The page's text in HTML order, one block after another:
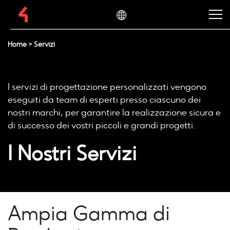
Home >Servizi
I Nostri Servizi
I servizi di progettazione personalizzati vengono
eseguiti da team di esperti presso ciascuno dei
nostri marchi, per garantire la realizzazione sicura e
di successo dei vostri piccoli e grandi progetti.
Ampia Gamma di